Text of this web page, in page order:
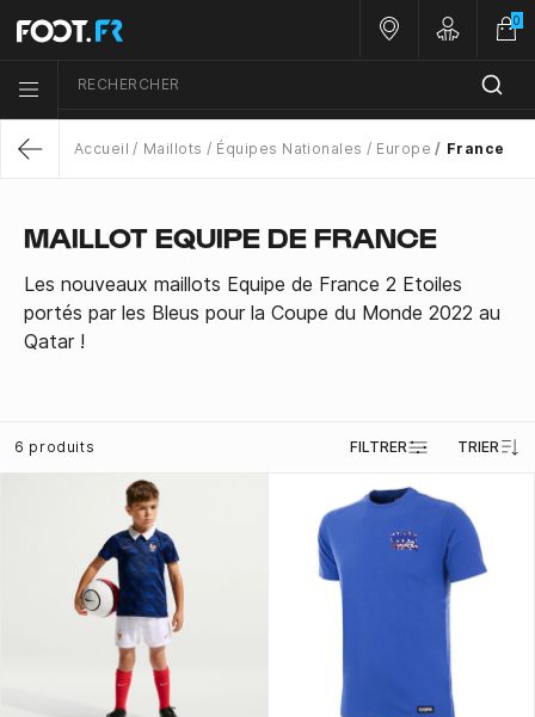
Menu list icon
RECHERCHER
Nos magasins
Customer
0
Accueil Maillots Équipes Nationales Europe France
MAILLOT EQUIPE DE FRANCE
Les nouveaux maillots Equipe de France 2 Etoiles
portés par les Bleus pour la Coupe du Monde 2022 au
Qatar !
6 produits FILTRER TRIER